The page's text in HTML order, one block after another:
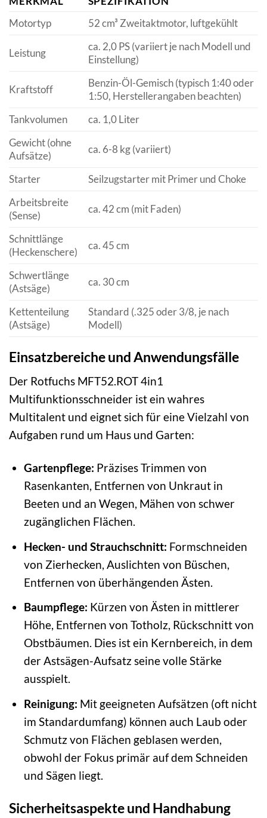
Motortyp
52 cm³ Zweitaktmotor, luftgekühlt
Leistung
ca. 2,0 PS (variiert je nach Modell und
Einstellung)
Kraftstoff
Benzin-Öl-Gemisch (typisch 1:40 oder
1:50, Herstellerangaben beachten)
Tankvolumen
ca. 1,0 Liter
Gewicht (ohne
Aufsätze)
ca. 6-8 kg (variiert)
Starter
Seilzugstarter mit Primer und Choke
Arbeitsbreite
(Sense)
ca. 42 cm (mit Faden)
Schnittlänge
(Heckenschere)
ca. 45 cm
Schwertlänge
(Astsäge)
ca. 30 cm
Kettenteilung
(Astsäge)
Standard (.325 oder 3/8, je nach
Modell)
Einsatzbereiche und Anwendungsfälle
Der Rotfuchs MFT52.ROT 4in1
Multifunktionsschneider ist ein wahres
Multitalent und eignet sich für eine Vielzahl von
Aufgaben rund um Haus und Garten:
Gartenpflege: Präzises Trimmen von
Rasenkanten, Entfernen von Unkraut in
Beeten und an Wegen, Mähen von schwer
zugänglichen Flächen.
Hecken- und Strauchschnitt: Formschneiden
von Zierhecken, Auslichten von Büschen,
Entfernen von überhängenden Ästen.
Baumpflege: Kürzen von Ästen in mittlerer
Höhe, Entfernen von Totholz, Rückschnitt von
Obstbäumen. Dies ist ein Kernbereich, in dem
der Astsägen-Aufsatz seine volle Stärke
ausspielt.
Reinigung: Mit geeigneten Aufsätzen (oft nicht
im Standardumfang) können auch Laub oder
Schmutz von Flächen geblasen werden,
obwohl der Fokus primär auf dem Schneiden
und Sägen liegt.
Sicherheitsaspekte und Handhabung